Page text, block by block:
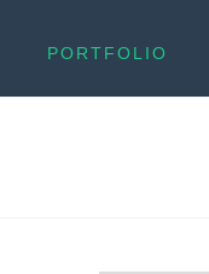
PORTFOLIO